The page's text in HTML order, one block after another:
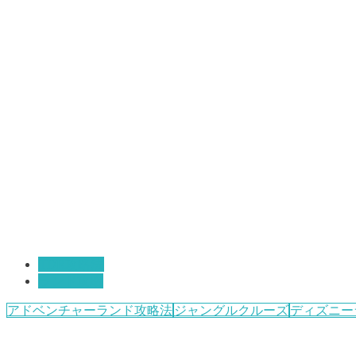
アドベンチャーランド攻略法 ジャングルクルーズディズニ